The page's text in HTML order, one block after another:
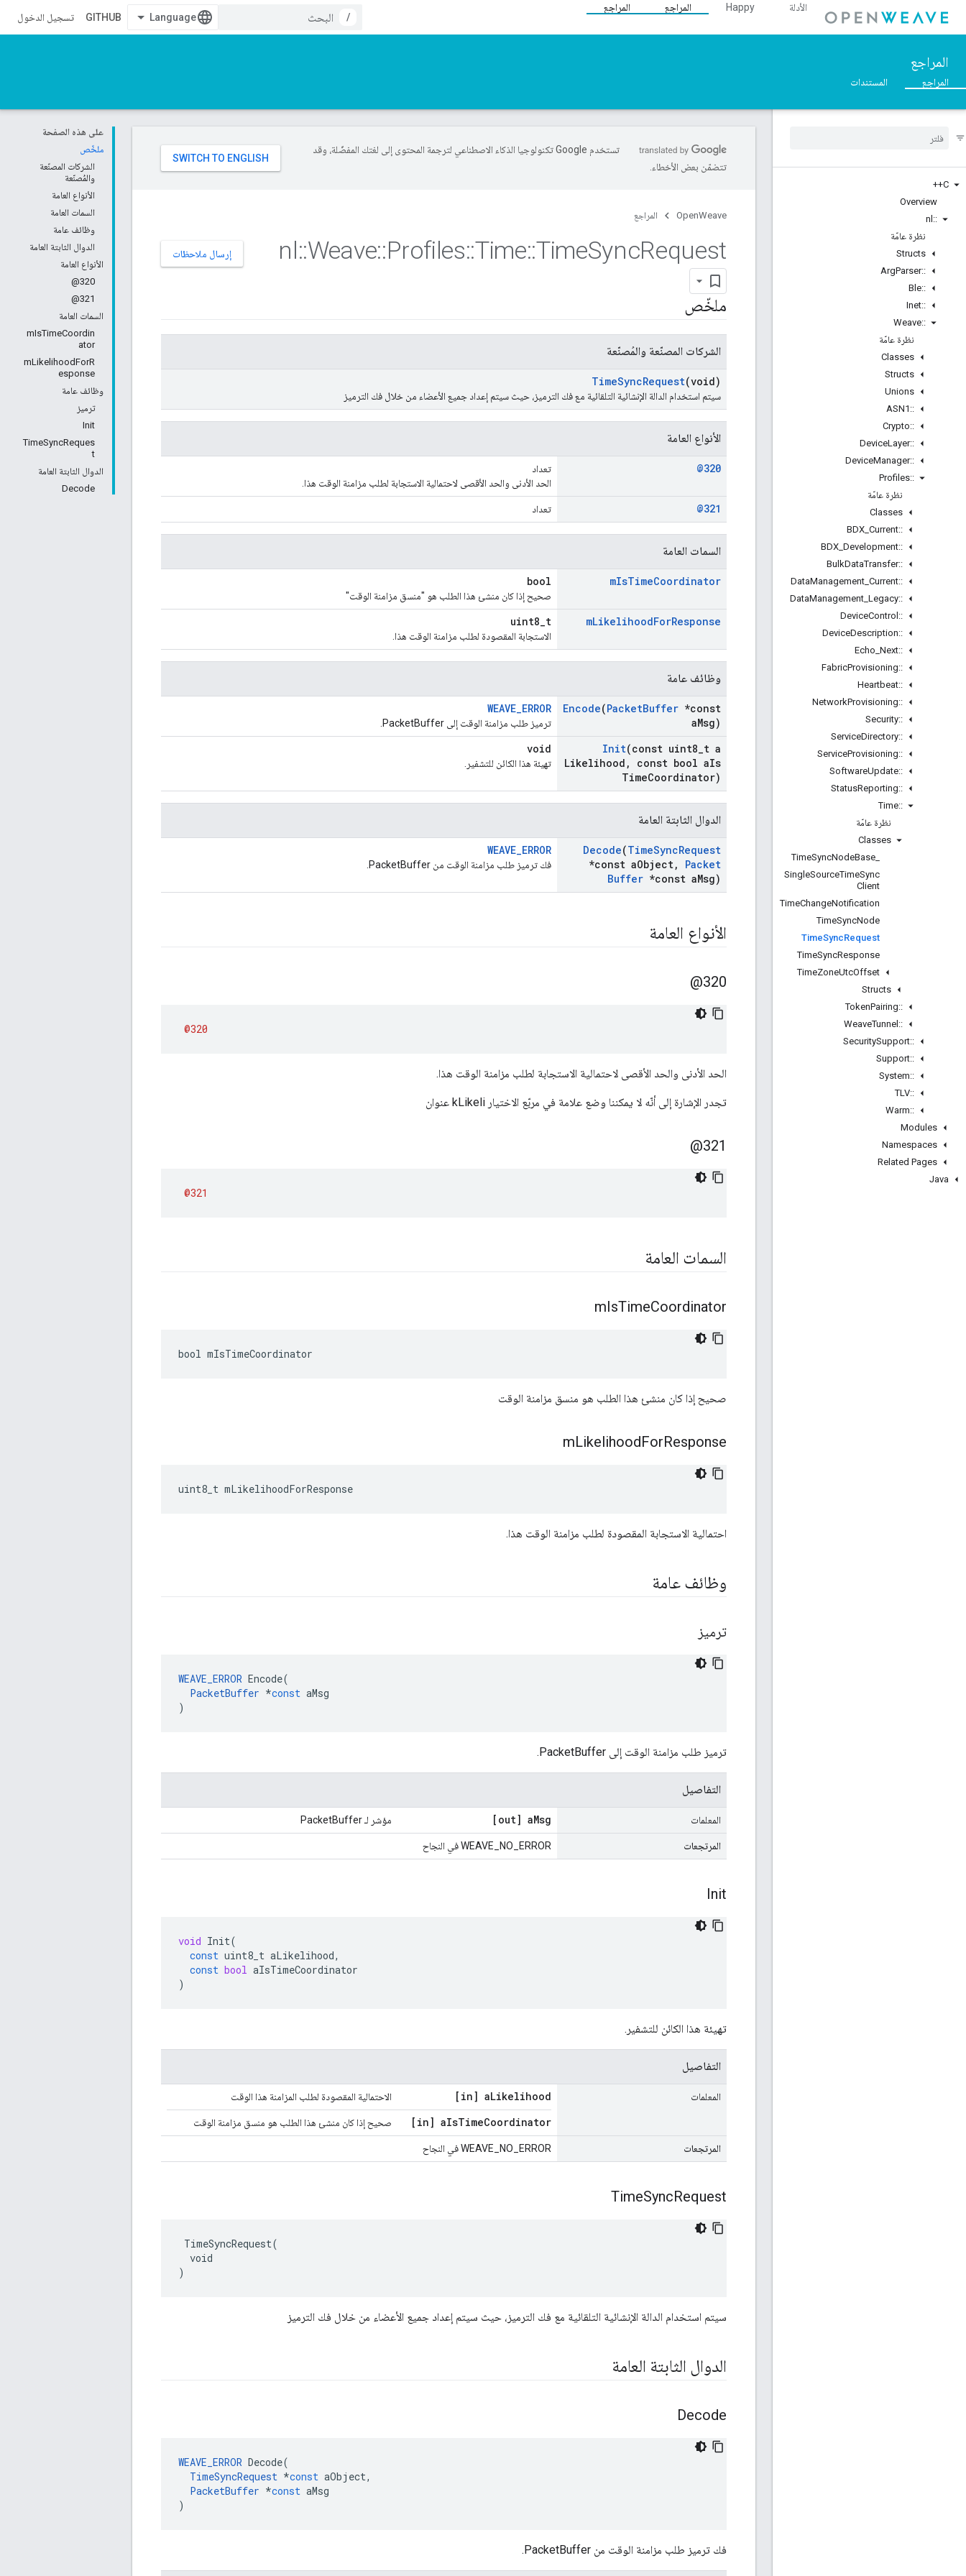
الأدلة Happy المراجع
المراجع
/
GITHUB تسجيل الدخول
المراجع
المراجع المستندات
C++
Overview
::
nl
نظرة عامّة
Structs
::
ArgParser
::
Ble
::
Inet
::
Weave
نظرة عامّة
Classes
Structs
Unions
::
ASN1
::
Crypto
::
DeviceLayer
::
DeviceManager
::
Profiles
نظرة عامّة
Classes
::
BDX Current
::
BDX Development
::
BulkDataTransfer
::
DataManagement Current
::
DataManagement Legacy
::
DeviceControl
::
DeviceDescription
::
Echo Next
::
FabricProvisioning
::
Heartbeat
::
NetworkProvisioning
::
Security
::
ServiceDirectory
::
ServiceProvisioning
::
SoftwareUpdate
::
StatusReporting
::
Time
نظرة عامّة
Classes
TimeSyncNodeBase
SingleSourceTimeSync
Client
TimeChangeNotification
TimeSyncNode
TimeSyncRequest
TimeSyncResponse
TimeZoneUtcOffset
Structs
::
TokenPairing
::
WeaveTunnel
::
SecuritySupport
::
Support
::
System
::
TLV
::
Warm
Modules
Namespaces
Related Pages
Java
على هذه الصفحة
ملخّص
الشركات المصنّعة
والمُصنّعة
الأنواع العامة
السمات العامة
وظائف عامة
الدوال الثابتة العامة
الأنواع العامة
320@
321@
السمات العامة
mIsTimeCoordin
ator
mLikelihoodForR
esponse
وظائف عامة
ترميز
Init
TimeSyncReques
t
الدوال الثابتة العامة
Decode
تستخدم Google تكنولوجيا الذكاء الاصطناعي لترجمة المحتوى إلى لغتك المفضّلة، وقد
تتضمّن بعض الأخطاء.
OpenWeave المراجع
إرسال ملاحظات nl::Weave::Profiles::Time::TimeSyncRequest
ملخّص
الشركات المصنّعة والمُصنّعة
TimeSyncRequest(void)
سيتم استخدام الدالة الإنشائية التلقائية مع فك الترميز، حيث سيتم إعداد جميع الأعضاء من خلال فك الترميز
الأنواع العامة
@320
تعداد
الحد الأدنى والحد الأقصى لاحتمالية الاستجابة لطلب مزامنة الوقت هذا.
@321 تعداد
السمات العامة
mIsTimeCoordinator
bool
صحيح إذا كان منشئ هذا الطلب هو "منسق مزامنة الوقت"
mLikelihoodForResponse
uint8_t
الاستجابة المقصودة لطلب مزامنة الوقت هذا.
وظائف عامة
Encode(PacketBuffer *const
aMsg)
WEAVE_ERROR
ترميز طلب مزامنة الوقت إلى PacketBuffer.
Init(const uint8 t a
Likelihood , const bool aIs
TimeCoordinator)
void
تهيئة هذا الكائن للتشفير.
الدوال الثابتة العامة
Decode(TimeSyncRequest
*const aObject,
Packet
Buffer *const aMsg)
WEAVE_ERROR
فك ترميز طلب مزامنة الوقت من PacketBuffer.
الأنواع العامة
320@
@320
الحد الأدنى والحد الأقصى لاحتمالية الاستجابة لطلب مزامنة الوقت هذا.
تجدر الإشارة إلى أنّه لا يمكننا وضع علامة في مربّع الاختيار kLikeli عنوان
321@
@321
السمات العامة
mIsTimeCoordinator
bool mIsTimeCoordinator
صحيح إذا كان منشئ هذا الطلب هو منسق مزامنة الوقت
mLikelihoodForResponse
uint8_t mLikelihoodForResponse
احتمالية الاستجابة المقصودة لطلب مزامنة الوقت هذا.
وظائف عامة
ترميز
WEAVE_ERROR Encode(
PacketBuffer *const aMsg
)
ترميز طلب مزامنة الوقت إلى PacketBuffer.
التفاصيل
المعلمات [out] aMsg مؤشر لـ PacketBuffer
المرتجعات WEAVE_NO_ERROR في النجاح
Init
void Init(
const uint8_t aLikelihood,
const bool aIsTimeCoordinator
)
تهيئة هذا الكائن للتشفير.
التفاصيل
المعلمات [in] aLikelihood الاحتمالية المقصودة لطلب المزامنة هذا الوقت
[in] aIsTimeCoordinator صحيح إذا كان منشئ هذا الطلب هو منسق مزامنة الوقت
المرتجعات WEAVE_NO_ERROR في النجاح
TimeSyncRequest
TimeSyncRequest(
  void
)
سيتم استخدام الدالة الإنشائية التلقائية مع فك الترميز، حيث سيتم إعداد جميع الأعضاء من خلال فك الترميز
الدوال الثابتة العامة
Decode
WEAVE_ERROR Decode(
TimeSyncRequest *const aObject,
PacketBuffer *const aMsg
)
فك ترميز طلب مزامنة الوقت من PacketBuffer.